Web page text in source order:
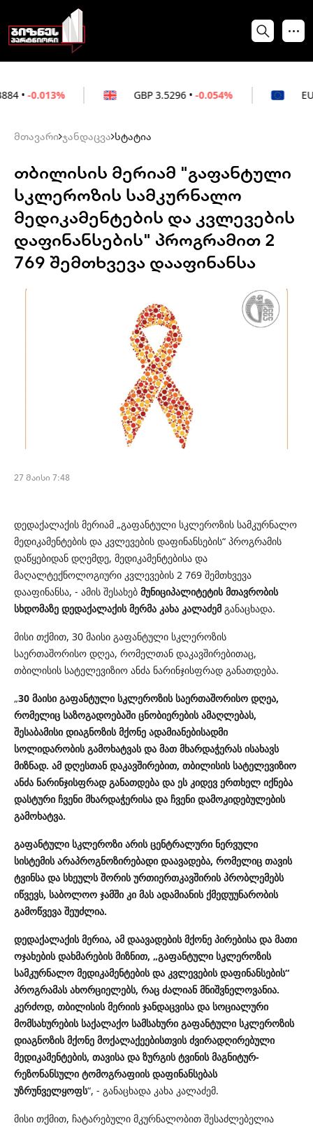
3.5296 • -0.054% 3.0264 •
მთავარი ჯანდაცვა სტატია
თბილისის მერიამ "გაფანტული
სკლეროზის სამკურნალო
მედიკამენტების და კვლევების
დაფინანსების" პროგრამით 2
769 შემთხვევა დააფინანსა
27 მაისი 7:48
დედაქალაქის მერიამ „გაფანტული სკლეროზის სამკურნალო
მედიკამენტების და კვლევების დაფინანსების“ პროგრამის
დაწყებიდან დღემდე, მედიკამენტებისა და
მაღალტექნოლოგიური კვლევების 2 769 შემთხვევა
დააფინანსა, - ამის შესახებ მუნიციპალიტეტის მთავრობის
სხდომაზე დედაქალაქის მერმა კახა კალაძემ განაცხადა.
მისი თქმით, 30 მაისი გაფანტული სკლეროზის
საერთაშორისო დღეა, რომელთან დაკავშირებითაც,
თბილისის სატელევიზიო ანძა ნარინჯისფრად განათდება.
„30 მაისი გაფანტული სკლეროზის საერთაშორისო დღეა,
რომელიც საზოგადოებაში ცნობიერების ამაღლებას,
შესაბამისი დიაგნოზის მქონე ადამიანებისადმი
სოლიდარობის გამოხატვას და მათ მხარდაჭერას ისახავს
მიზნად. ამ დღესთან დაკავშირებით, თბილისის სატელევიზიო
ანძა ნარინჯისფრად განათდება და ეს კიდევ ერთხელ იქნება
დასტური ჩვენი მხარდაჭერისა და ჩვენი დამოკიდებულების
გამოხატვა.
გაფანტული სკლეროზი არის ცენტრალური ნერვული
სისტემის არაპროგნოზირებადი დაავადება, რომელიც თავის
ტვინსა და სხეულს შორის ურთიერთკავშირის პრობლემებს
იწვევს, საბოლოო ჯამში კი მას ადამიანის ქმედუუნარობის
გამოწვევა შეუძლია.
დედაქალაქის მერია, ამ დაავადების მქონე პირებისა და მათი
ოჯახების დახმარების მიზნით, „გაფანტული სკლეროზის
სამკურნალო მედიკამენტების და კვლევების დაფინანსების“
პროგრამას ახორციელებს, რაც ძალიან მნიშვნელოვანია.
კერძოდ, თბილისის მერიის ჯანდაცვისა და სოციალური
მომსახურების საქალაქო სამსახური გაფანტული სკლეროზის
დიაგნოზის მქონე მოქალაქეებისთვის ძვირადღირებული
მედიკამენტების, თავისა და ზურგის ტვინის მაგნიტურ-
რეზონანსული ტომოგრაფიის დაფინანსებას
უზრუნველყოფს“, - განაცხადა კახა კალაძემ.
მისი თქმით, ჩატარებული მკურნალობით შესაძლებელია